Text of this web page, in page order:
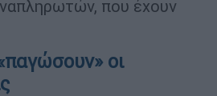
που έχουν
οι